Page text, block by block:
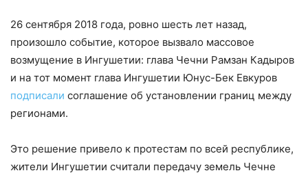
26 сентября 2018 года, ровно шесть лет назад,
произошло событие, которое вызвало массовое
возмущение в Ингушетии: глава Чечни Рамзан Кадыров
и на тот момент глава Ингушетии Юнус-Бек Евкуров
подписали соглашение об установлении границ между
регионами.
Это решение привело к протестам по всей республике,
жители Ингушетии считали передачу земель Чечне